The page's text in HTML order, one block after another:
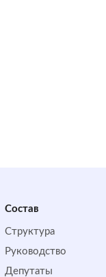
Состав
Структура
Руководство
Депутаты